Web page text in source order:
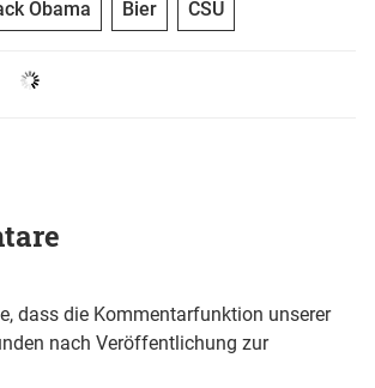
Obama Bier CSU
dass die Kommentarfunktion unserer
nach Veröffentlichung zur